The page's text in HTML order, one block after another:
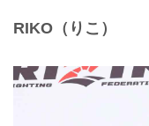
RIKO（りこ）